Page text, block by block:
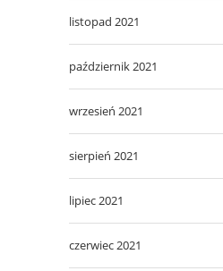
listopad 2021
październik 2021
wrzesień 2021
sierpień 2021
lipiec 2021
czerwiec 2021